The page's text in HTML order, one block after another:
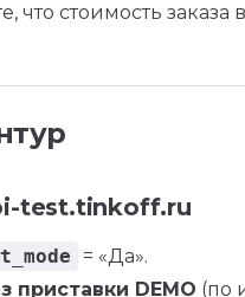
что стоимость
test.tinkoff.ru
= «Да».
приставки DEMO (по